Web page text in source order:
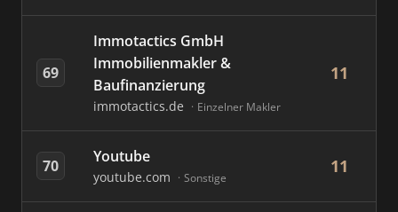
69
Immotactics GmbH
Immobilienmakler &
Baufinanzierung
immotactics.de Einzelner Makler
11
70 Youtube
youtube.com Sonstige
11